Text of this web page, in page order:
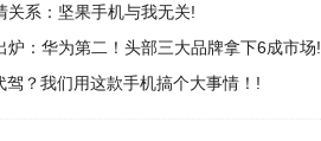
关系：坚果手机与我无关!
炉：华为第二！头部三大品牌拿下6成市场!
驾？我们用这款手机搞个大事情！!